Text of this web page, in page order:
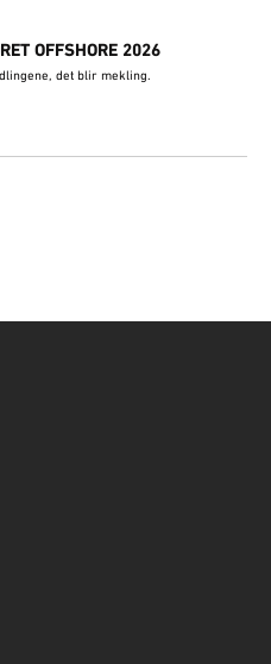
OFFSHORE 2026
det blir mekling.